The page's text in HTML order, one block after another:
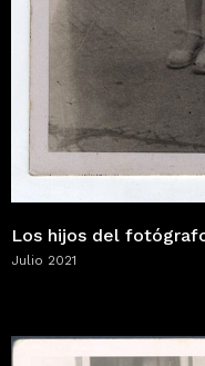
Los hijos del
Julio 2021